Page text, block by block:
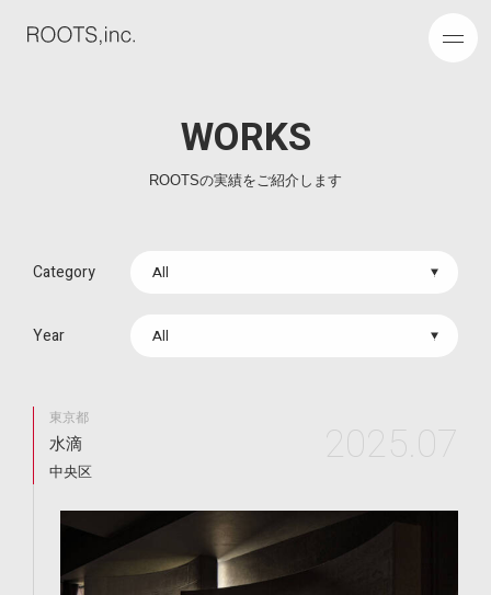
WORKS
ROOTSの実績をご紹介します
Category
Year
東京都
水滴
中央区 2025.07